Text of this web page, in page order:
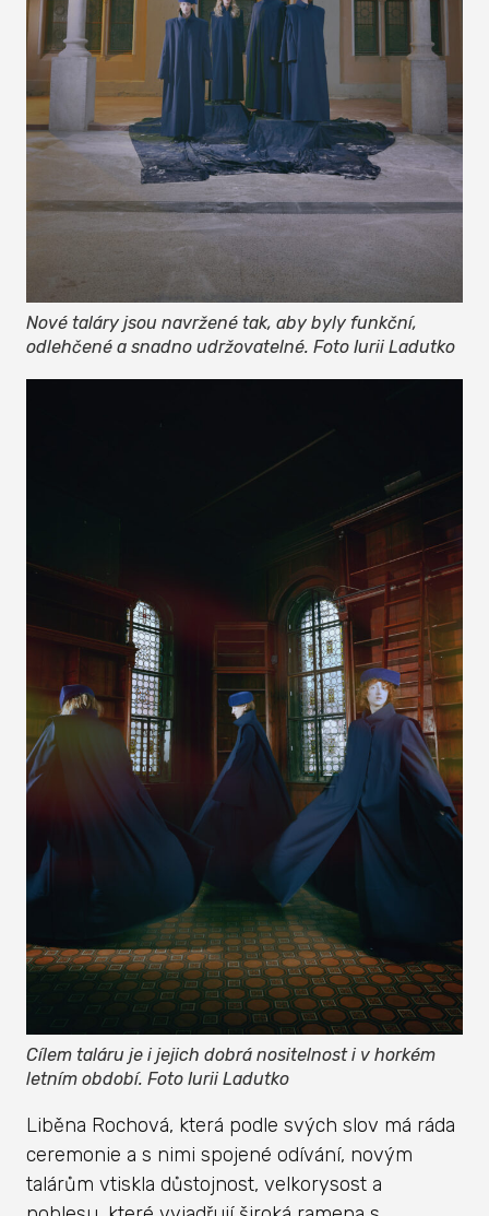
Nové taláry jsou navržené tak, aby byly funkční,
odlehčené a snadno udržovatelné. Foto Iurii Ladutko
Cílem taláru je i jejich dobrá nositelnost i v horkém
letním období. Foto Iurii Ladutko
Liběna Rochová, která podle svých slov má ráda
ceremonie a s nimi spojené odívání, novým
talárům vtiskla důstojnost, velkorysost a